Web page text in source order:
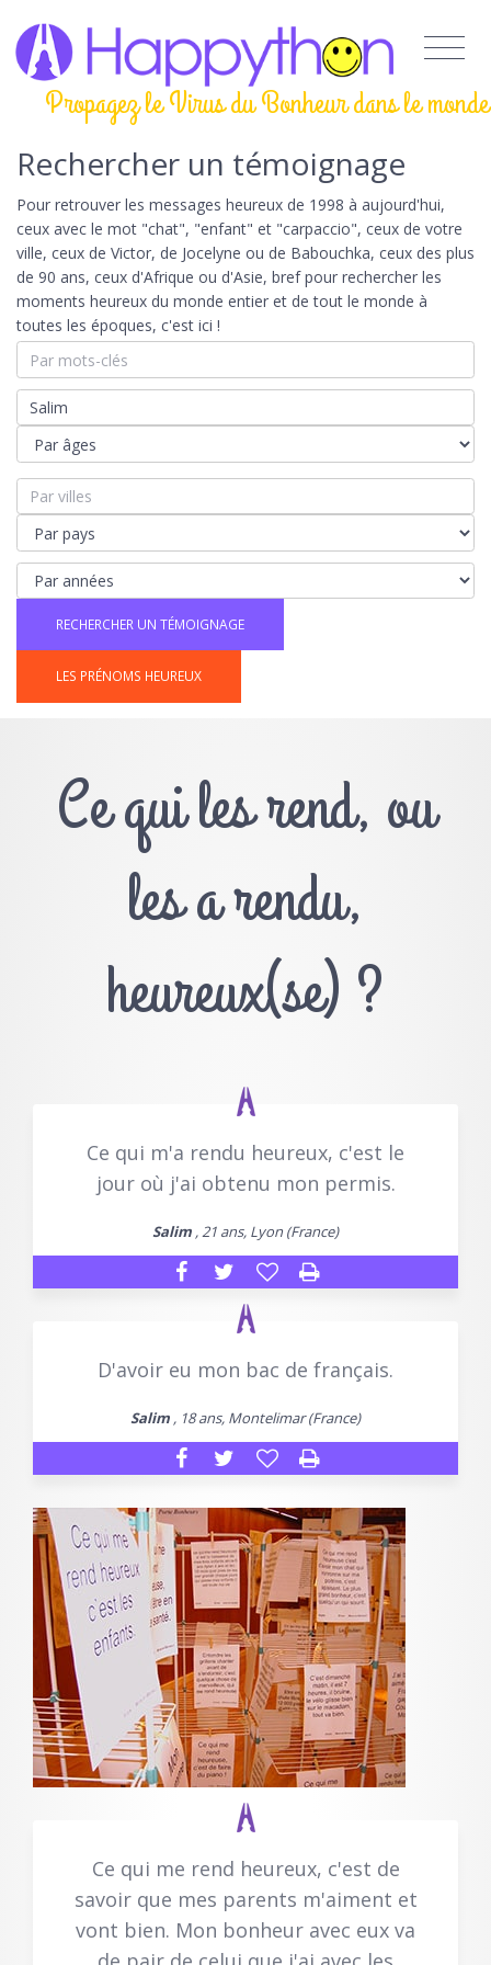
Propagez le Virus du Bonheur dans le monde
Rechercher un témoignage
Pour retrouver les messages heureux de 1998 à aujourd'hui,
ceux avec le mot "chat", "enfant" et "carpaccio", ceux de votre
ville, ceux de Victor, de Jocelyne ou de Babouchka, ceux des plus
de 90 ans, ceux d'Afrique ou d'Asie, bref pour rechercher les
moments heureux du monde entier et de tout le monde à
toutes les époques, c'est ici !
LES PRÉNOMS HEUREUX
Ce qui les rend, ou
les a rendu,
heureux(se) ?
Ce qui m'a rendu heureux, c'est le
jour où j'ai obtenu mon permis.
Salim , 21 ans, Lyon (France)
D'avoir eu mon bac de français.
Salim , 18 ans, Montelimar (France)
Ce qui me rend heureux, c'est de
savoir que mes parents m'aiment et
vont bien. Mon bonheur avec eux va